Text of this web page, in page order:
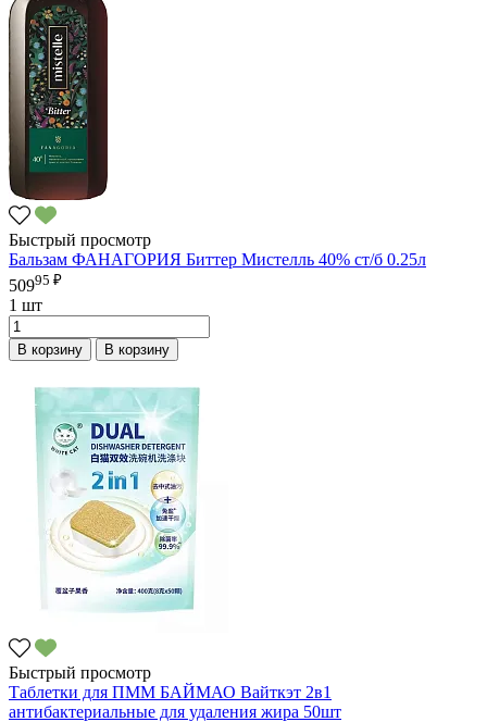
Быстрый просмотр
Бальзам ФАНАГОРИЯ Биттер Мистелль 40% ст/б 0.25л
50995 ₽
1 шт
В корзину В корзину
Быстрый просмотр
Таблетки для ПММ БАЙМАО Вайткэт 2в1
антибактериальные для удаления жира 50шт